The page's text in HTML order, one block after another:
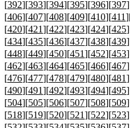
[392][393][394][395][396][397
[406][407][408][409][410][411
[420][421][422][423][424][425
[434][435][436][437][438][439
[448][449][450][451][452][453
[462][463][464][465][466][467
[476][477][478][479][480][481
[490][491][492][493][494][495
[504][505][506][507][508][509
[518][519][520][521][522][523